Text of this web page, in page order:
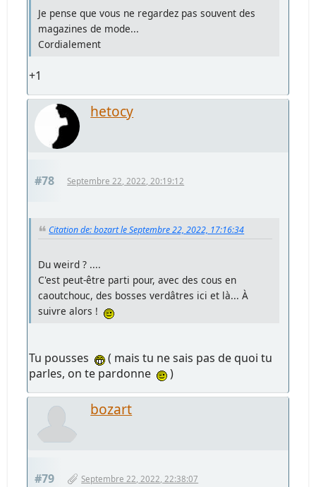
Je pense que vous ne regardez pas souvent des
magazines de mode...
Cordialement
+1
hetocy
#78 Septembre 22, 2022, 20:19:12
Citation de: bozart le Septembre 22, 2022, 17:16:34
Du weird ? ....
C'est peut-être parti pour, avec des cous en
caoutchouc, des bosses verdâtres ici et là... À
suivre alors !
Tu pousses
( mais tu ne sais pas de quoi tu
parles, on te pardonne
)
bozart
#79 Septembre 22, 2022, 22:38:07